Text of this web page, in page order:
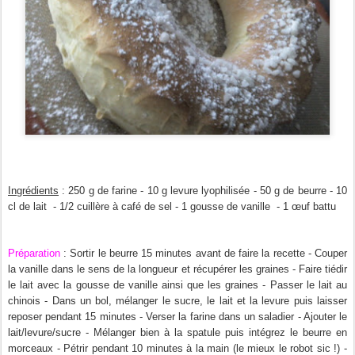
Ingrédients : 250 g de farine - 10 g levure lyophilisée - 50 g de beurre - 10
cl de lait - 1/2 cuillère à café de sel - 1 gousse de vanille - 1 œuf battu
Préparation : Sortir le beurre 15 minutes avant de faire la recette - Couper
la vanille dans le sens de la longueur et récupérer les graines - Faire tiédir
le lait avec la gousse de vanille ainsi que les graines - Passer le lait au
chinois - Dans un bol, mélanger le sucre, le lait et la levure puis laisser
reposer pendant 15 minutes - Verser la farine dans un saladier - Ajouter le
lait/levure/sucre - Mélanger bien à la spatule puis intégrez le beurre en
morceaux - Pétrir pendant 10 minutes à la main (le mieux le robot sic !) -